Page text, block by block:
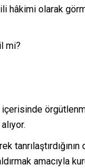
olarak
mi?
amacıyla